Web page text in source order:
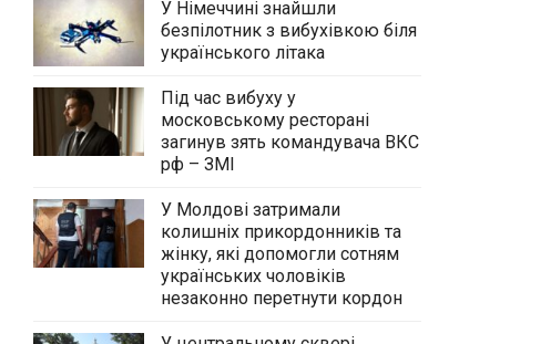
У Німеччині знайшли
безпілотник з вибухівкою біля
українського літака
Під час вибуху у
московському ресторані
загинув зять командувача ВКС
рф – ЗМІ
У Молдові затримали
колишніх прикордонників та
жінку, які допомогли сотням
українських чоловіків
незаконно перетнути кордон